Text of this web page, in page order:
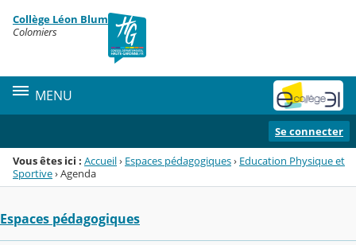
Menu de la rubrique
Contenu
Collège Léon Blum
Colomiers
MENU
Se connecter
Vous êtes ici : Accueil› Espaces pédagogiques› Education Physique et
Sportive›Agenda
Espaces pédagogiques